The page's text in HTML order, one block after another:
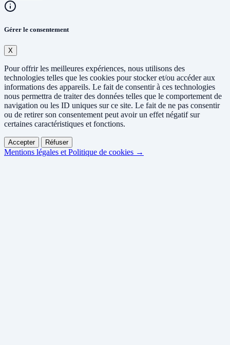
Gérer le consentement
X
Pour offrir les meilleures expériences, nous utilisons des
technologies telles que les cookies pour stocker et/ou accéder aux
informations des appareils. Le fait de consentir à ces technologies
nous permettra de traiter des données telles que le comportement de
navigation ou les ID uniques sur ce site. Le fait de ne pas consentir
ou de retirer son consentement peut avoir un effet négatif sur
certaines caractéristiques et fonctions.
Accepter Réfuser
Mentions légales et Politique de cookies →